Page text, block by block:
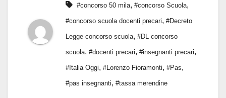
#concorso 50 mila, #concorso Scuola,
#concorso scuola docenti precari, #Decreto
Legge concorso scuola, #DL concorso
scuola, #docenti precari, #insegnanti precari,
#Italia Oggi, #Lorenzo Fioramonti, #Pas,
#pas insegnanti, #tassa merendine